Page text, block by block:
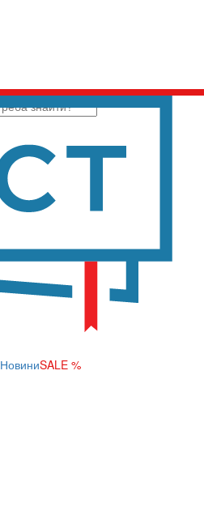
НовиниSALE %